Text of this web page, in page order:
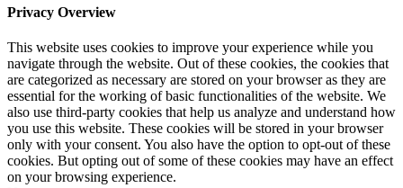
Privacy Overview
This website uses cookies to improve your experience while you
navigate through the website. Out of these cookies, the cookies that
are categorized as necessary are stored on your browser as they are
essential for the working of basic functionalities of the website. We
also use third-party cookies that help us analyze and understand how
you use this website. These cookies will be stored in your browser
only with your consent. You also have the option to opt-out of these
cookies. But opting out of some of these cookies may have an effect
on your browsing experience.